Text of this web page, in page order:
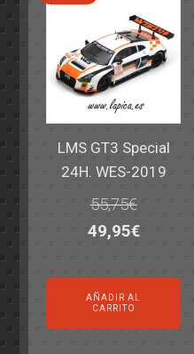
LMS GT3 Special
24H. WES-2019
55,75€
El
original
era:
49,95€El
actual
AÑADIR AL
CARRITO